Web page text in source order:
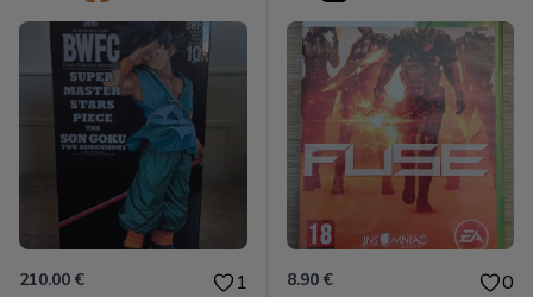
210.00 € 1 8.90 € 0